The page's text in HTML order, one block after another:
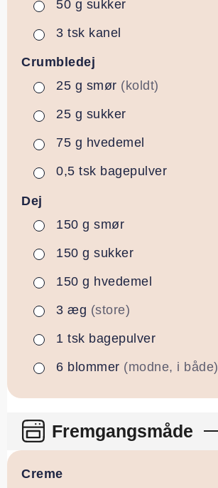
▢
50 g sukker
▢
3 tsk kanel
Crumbledej
▢
25 g smør (koldt)
▢
25 g sukker
▢
75 g hvedemel
▢
0,5 tsk bagepulver
Dej
▢
150 g smør
▢
150 g sukker
▢
150 g hvedemel
▢
3 æg (store)
▢
1 tsk bagepulver
▢
6 blommer (modne, i både)
Fremgangsmåde
Creme